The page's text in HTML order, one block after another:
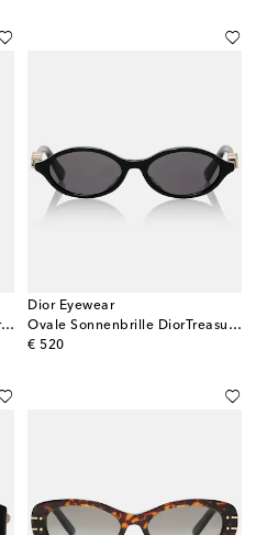
Eckige Sonnenbrille DiorOmbre S1I
Dior Eyewear
Ovale Sonnenbrille DiorTreasure R1I
€ 520
original price